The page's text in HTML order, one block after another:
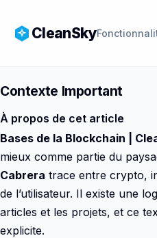
CleanSky
Contexte Important
À propos de cet article
Bases de la Blockchain |
mieux comme partie du
Cabrera trace entre crypto,
de l’utilisateur. Il existe une
articles et les projets, et ce
explicite.